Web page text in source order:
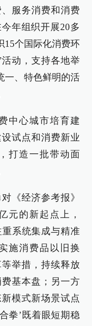
服务消费和消费
年组织开展20多
15个国际化消费环
动，支持各地举
一、特色鲜明的活
中心城市培育建
试点和消费新业
打造一批带动面
《经济参考报》
元的新起点上，
系统集成与精准
施消费品以旧换
举措，持续释放
基本盘；另一方
模式新场景试点
拳’既着眼短期稳